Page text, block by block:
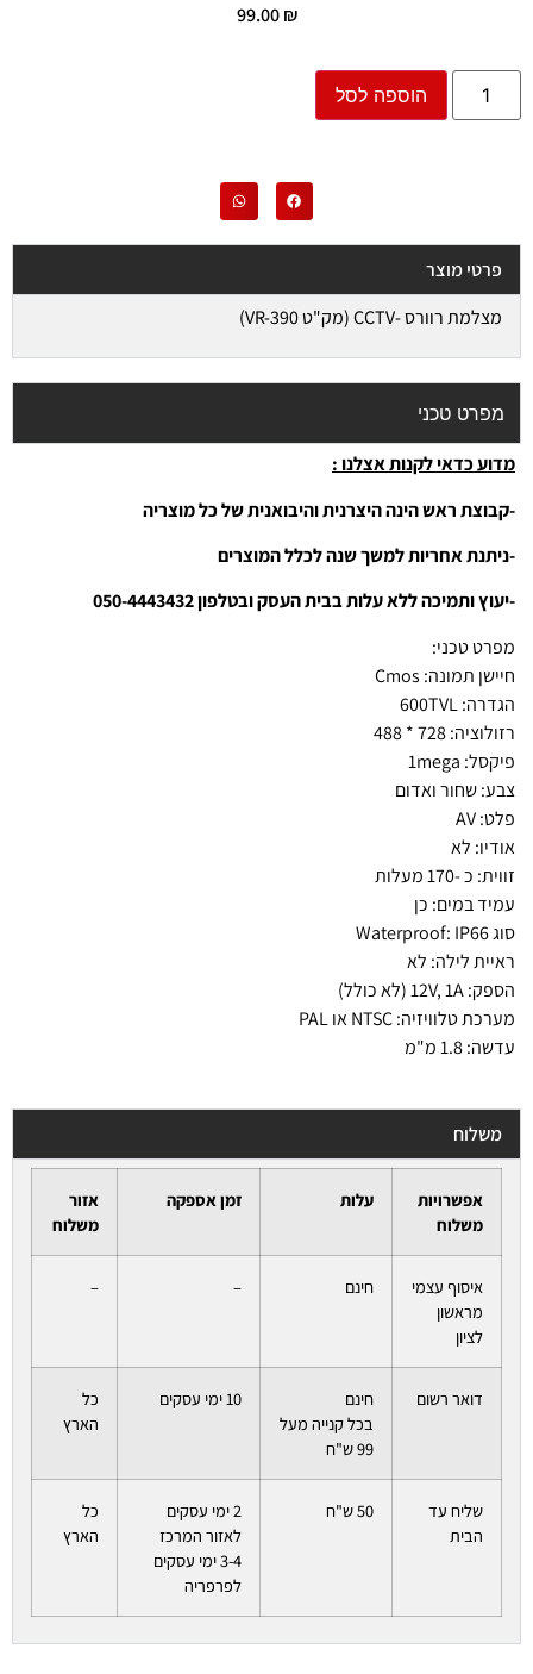
99.00₪
הוספה לסל
פרטי מוצר
מצלמת רוורס -CCTV (מק"ט VR-390)
מפרט טכני
מדוע כדאי לקנות אצלנו :
-קבוצת ראש הינה היצרנית והיבואנית של כל מוצריה
-ניתנת אחריות למשך שנה לכלל המוצרים
-יעוץ ותמיכה ללא עלות בבית העסק ובטלפון 050-4443432
מפרט טכני:
חיישן תמונה: Cmos
הגדרה: 600TVL
רזולוציה: 728 * 488
פיקסל: 1mega
צבע: שחור ואדום
פלט: AV
אודיו: לא
זווית: כ -170 מעלות
עמיד במים: כן
סוג Waterproof: IP66
ראיית לילה: לא
הספק: 12V, 1A (לא כולל)
מערכת טלוויזיה: NTSC או PAL
עדשה: 1.8 מ"מ
משלוח
אפשרויות
משלוח
עלות זמן אספקה
אזור
משלוח
איסוף עצמי
מראשון
לציון
חינם –
–
דואר רשום
חינם
בכל קנייה מעל
99 ש"ח
10 ימי עסקים
כל
הארץ
שליח עד
הבית
50 ש"ח
2 ימי עסקים
לאזור המרכז
3-4 ימי עסקים
לפרפריה
כל
הארץ